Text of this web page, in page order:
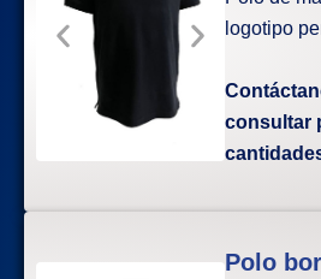
logotipo
consultar
Polo